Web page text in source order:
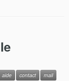
aide contact
mail